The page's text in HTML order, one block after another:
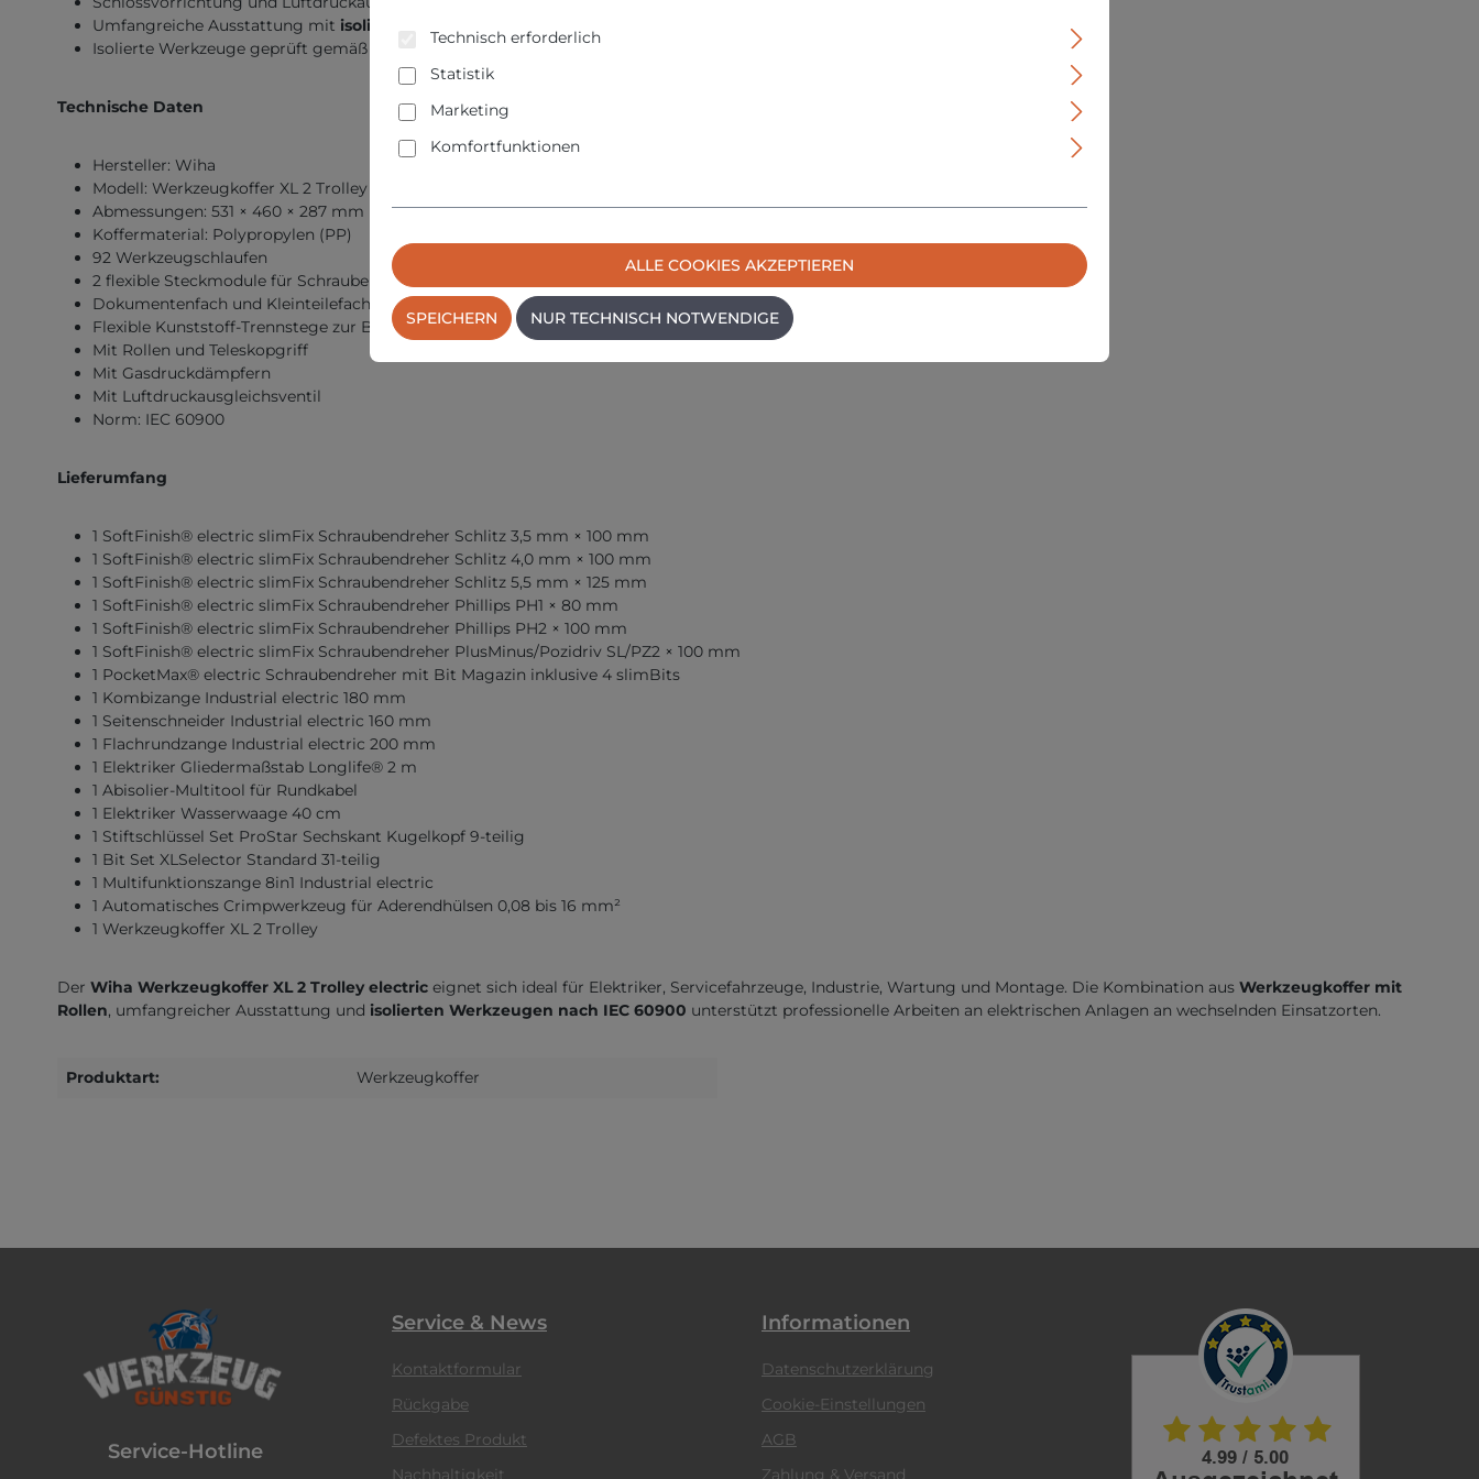
Umfangreiche Ausstattung mit isolierten Werkzeugen
Isolierte Werkzeuge geprüft gemäß
IEC 60900
Technische Daten
Hersteller: Wiha
Modell: Werkzeugkoffer XL 2 Trolley electric
Abmessungen: 531 × 460 × 287 mm
Koffermaterial: Polypropylen (PP)
92 Werkzeugschlaufen
2 flexible Steckmodule für Schraubendreher
Dokumentenfach und Kleinteilefach
Flexible Kunststoff-Trennstege zur Bodeneinteilung
Mit Rollen und Teleskopgriff
Mit Gasdruckdämpfern
Mit Luftdruckausgleichsventil
Norm: IEC 60900
Lieferumfang
1 SoftFinish® electric slimFix Schraubendreher Schlitz 3,5 mm × 100 mm
1 SoftFinish® electric slimFix Schraubendreher Schlitz 4,0 mm × 100 mm
1 SoftFinish® electric slimFix Schraubendreher Schlitz 5,5 mm × 125 mm
1 SoftFinish® electric slimFix Schraubendreher Phillips PH1 × 80 mm
1 SoftFinish® electric slimFix Schraubendreher Phillips PH2 × 100 mm
1 SoftFinish® electric slimFix Schraubendreher PlusMinus/Pozidriv SL/PZ2 × 100 mm
1 PocketMax® electric Schraubendreher mit Bit Magazin inklusive 4 slimBits
1 Kombizange Industrial electric 180 mm
1 Seitenschneider Industrial electric 160 mm
1 Flachrundzange Industrial electric 200 mm
1 Elektriker Gliedermaßstab Longlife® 2 m
1 Abisolier-Multitool für Rundkabel
1 Elektriker Wasserwaage 40 cm
1 Stiftschlüssel Set ProStar Sechskant Kugelkopf 9-teilig
1 Bit Set XLSelector Standard 31-teilig
1 Multifunktionszange 8in1 Industrial electric
1 Automatisches Crimpwerkzeug für Aderendhülsen 0,08 bis 16 mm²
1 Werkzeugkoffer XL 2 Trolley
Der Wiha Werkzeugkoffer XL 2 Trolley electric eignet sich ideal für Elektriker, Servicefahrzeuge, Industrie, Wartung und Montage. Die Kombination aus Werkzeugkoffer mit
Rollen, umfangreicher Ausstattung und isolierten Werkzeugen nach IEC 60900 unterstützt professionelle Arbeiten an elektrischen Anlagen an wechselnden Einsatzorten.
Produktart: Werkzeugkoffer
Service-Hotline
Service & News
Kontaktformular
Rückgabe
Defektes Produkt
Nachhaltigkeit
Informationen
Datenschutzerklärung
Cookie-Einstellungen
AGB
Zahlung & Versand
Technisch erforderlich
Statistik
Marketing
Komfortfunktionen
ALLE COOKIES AKZEPTIEREN
SPEICHERN NUR TECHNISCH NOTWENDIGE